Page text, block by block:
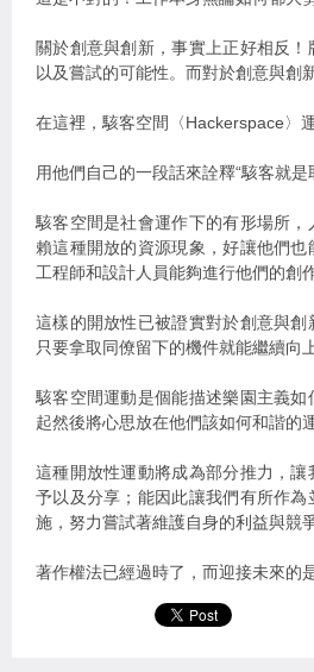
關於創意與創新，事實上正好相反
以及嘗試的可能性。而對於創意與創
在這裡，駭客空間〈Hackerspace〉
用他們自己的一段話來詮釋“駭客就
駭客空間是社會運作下的有形場所
賴這種開放的資源現象，好讓他們
工程師和設計人員能夠進行他們的創
這樣的開放性已被證實對於創意與
只要拿取同僚留下的機件就能繼續向
駭客空間運動是個能描述樂園主義
起然後將心思放在他們該如何和諧的
這種開放性運動將成為部分推力，
予以及分享；能因此讓我們有所作
施，努力嘗試著維護自身的利益與競爭
著作權法已經過時了，而迎接未來的